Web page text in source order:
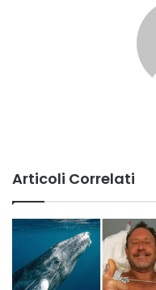
Articoli Correlati